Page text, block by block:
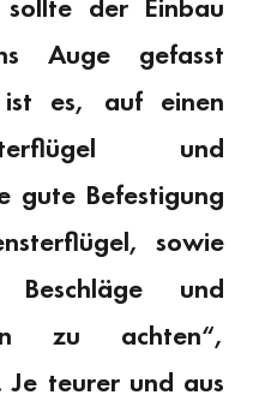
Auge gefasst
es, auf einen
und
gute Befestigung
sowie
Beschläge und
zu achten“,
teurer und aus